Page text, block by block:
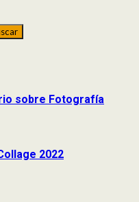
sobre Fotografía
2022